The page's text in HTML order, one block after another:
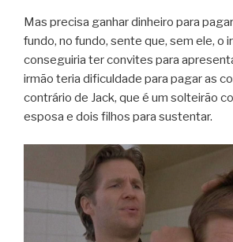
Mas precisa ganhar dinheiro para
fundo, no fundo, sente que, sem ele, o
conseguiria ter convites para
irmão teria dificuldade para pagar as
contrário de Jack, que é um solteirão
esposa e dois filhos para sustentar.